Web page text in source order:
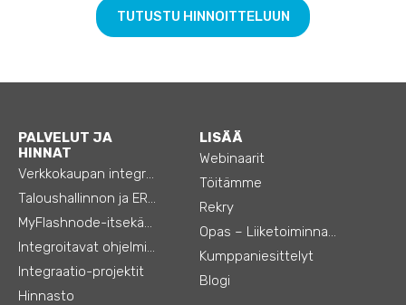
TUTUSTU HINNOITTELUUN
PALVELUT JA
HINNAT
Verkkokaupan integraatiot
Taloushallinnon ja ERP:n integraatiot
MyFlashnode-itsekäyttö-automaatio
Integroitavat ohjelmistot
Integraatio-projektit
Hinnasto
LISÄÄ
Webinaarit
Töitämme
Rekry
Opas – Liiketoiminnan tehostamiseen
Kumppaniesittelyt
Blogi